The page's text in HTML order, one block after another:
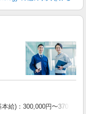
本給)：300,000円〜